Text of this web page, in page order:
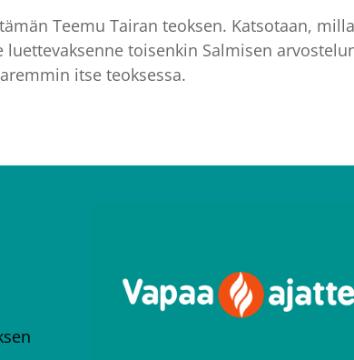
Teemu Tairan teoksen. Katsotaan,
luettevaksenne toisenkin Salmisen
itse teoksessa.